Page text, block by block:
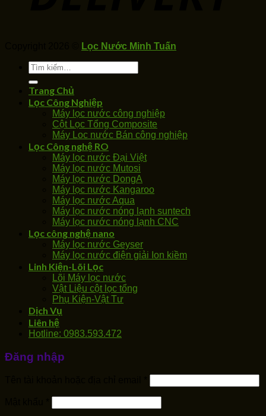
Lọc Nước Minh Tuấn
Tìm
kiếm:
Trang Chủ
Lọc Công Nghiệp
Máy lọc nước công nghiệp
Cột Lọc Tổng Composite
Máy Loc nước Bán công nghiệp
Lọc Công nghệ RO
Máy lọc nước Đại Việt
Máy lọc nước Mutosi
Máy lọc nước DongA
Máy lọc nước Kangaroo
Máy lọc nước Aqua
Máy lọc nước nóng lạnh suntech
Máy lọc nước nóng lạnh CNC
Lọc công nghệ nano
Máy lọc nước Geyser
Máy lọc nước điện giải Ion kiềm
Linh Kiện-Lõi Lọc
Lõi Máy lọc nước
Vật Liệu cột lọc tổng
Phụ Kiện-Vật Tư
Dịch Vụ
Liên hệ
Hotline: 0983.593.472
Đăng nhập